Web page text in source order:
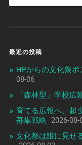
最近の投稿
HPからの文化祭
08-06
「森林型」学校広
育てる広報へ、超
募集戦略
2026-08-
文化祭は誰に見せ